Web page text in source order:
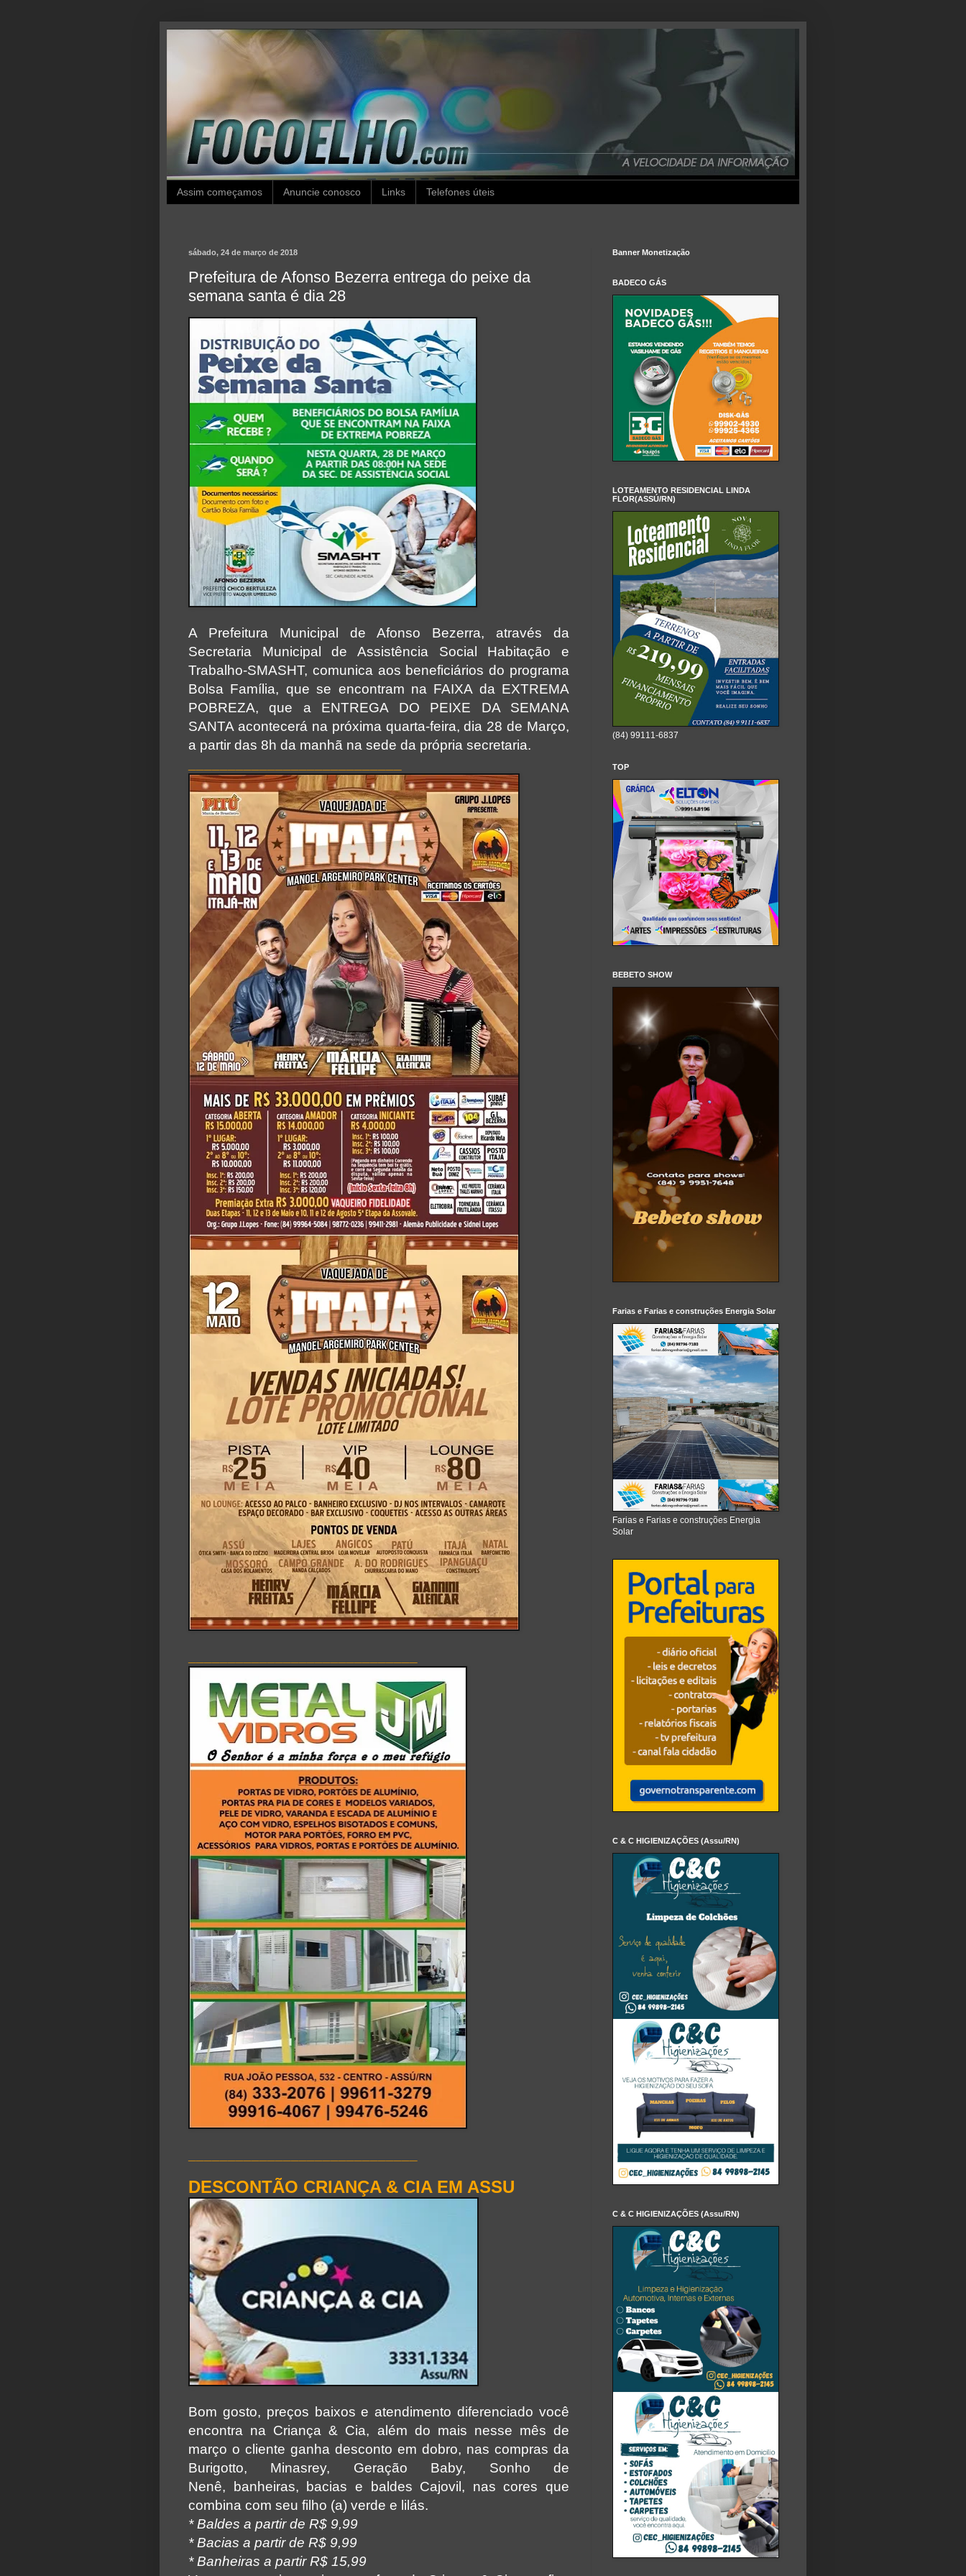
Assim começamos Anuncie conosco Links Telefones úteis
sábado, 24 de março de 2018
Prefeitura de Afonso Bezerra entrega do peixe da
semana santa é dia 28
A Prefeitura Municipal de Afonso Bezerra, através da
Secretaria Municipal de Assistência Social Habitação e
Trabalho-SMASHT, comunica aos beneficiários do programa
Bolsa Família, que se encontram na FAIXA da EXTREMA
POBREZA, que a ENTREGA DO PEIXE DA SEMANA
SANTA acontecerá na próxima quarta-feira, dia 28 de Março,
a partir das 8h da manhã na sede da própria secretaria.
DESCONTÃO CRIANÇA & CIA EM ASSU
Bom gosto, preços baixos e atendimento diferenciado você
encontra na Criança & Cia, além do mais nesse mês de
março o cliente ganha desconto em dobro, nas compras da
Burigotto, Minasrey, Geração Baby, Sonho de
Nenê, banheiras, bacias e baldes Cajovil, nas cores que
combina com seu filho (a) verde e lilás.
* Baldes a partir de R$ 9,99
* Bacias a partir de R$ 9,99
* Banheiras a partir R$ 15,99
Banner Monetização
BADECO GÁS
LOTEAMENTO RESIDENCIAL LINDA
FLOR(ASSÚ/RN)
(84) 99111-6837
TOP
BEBETO SHOW
Farias e Farias e construções Energia Solar
Farias e Farias e construções Energia
Solar
C & C HIGIENIZAÇÕES (Assu/RN)
C & C HIGIENIZAÇÕES (Assu/RN)